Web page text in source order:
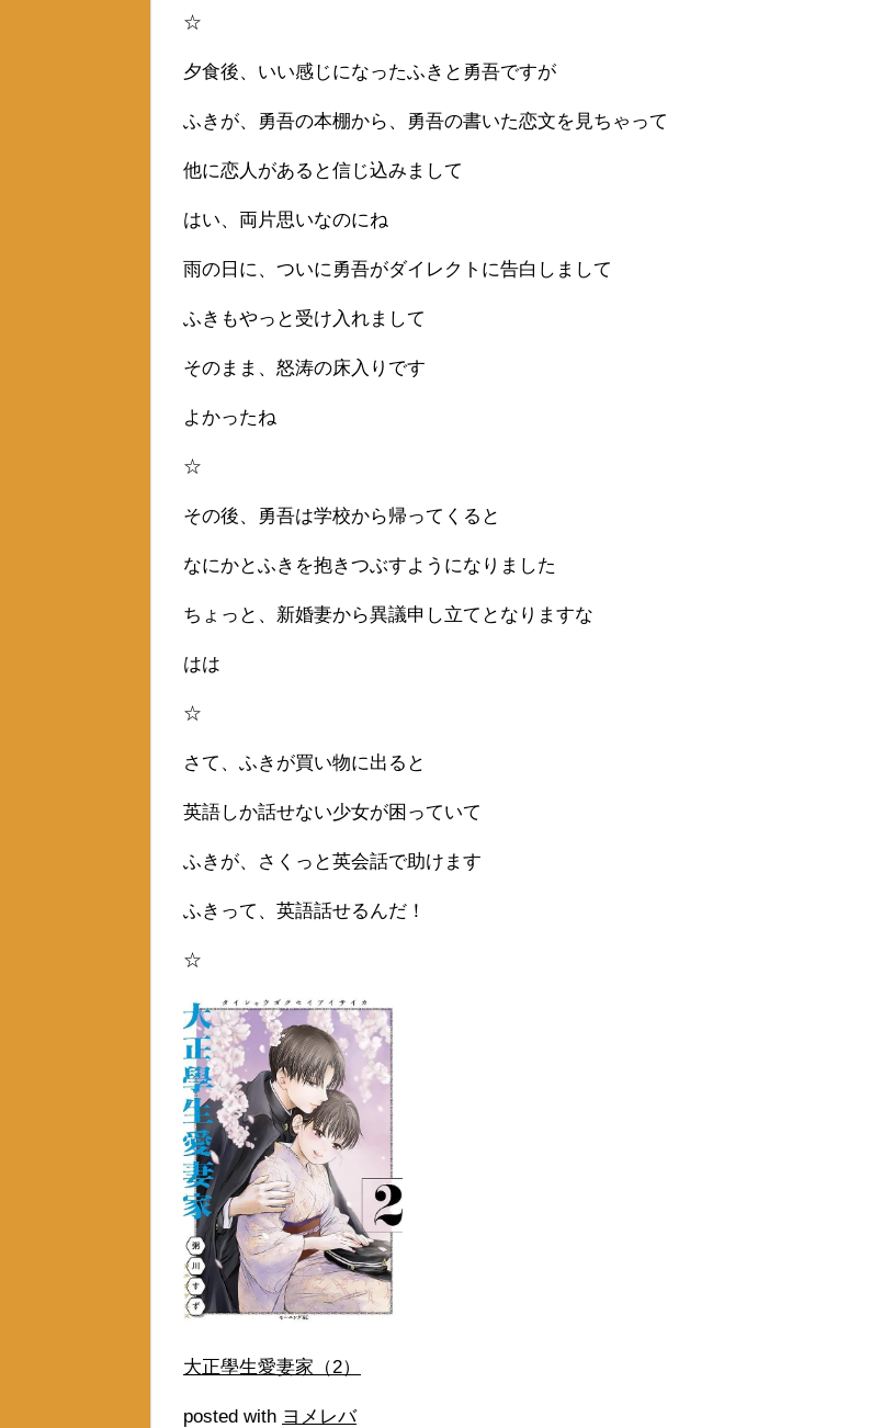
☆
夕食後、いい感じになったふきと勇吾ですが
ふきが、勇吾の本棚から、勇吾の書いた恋文を見ちゃって
他に恋人があると信じ込みまして
はい、両片思いなのにね
雨の日に、ついに勇吾がダイレクトに告白しまして
ふきもやっと受け入れまして
そのまま、怒涛の床入りです
よかったね
☆
その後、勇吾は学校から帰ってくると
なにかとふきを抱きつぶすようになりました
ちょっと、新婚妻から異議申し立てとなりますな
はは
☆
さて、ふきが買い物に出ると
英語しか話せない少女が困っていて
ふきが、さくっと英会話で助けます
ふきって、英語話せるんだ！
☆
大正學生愛妻家（2）
posted with ヨメレバ